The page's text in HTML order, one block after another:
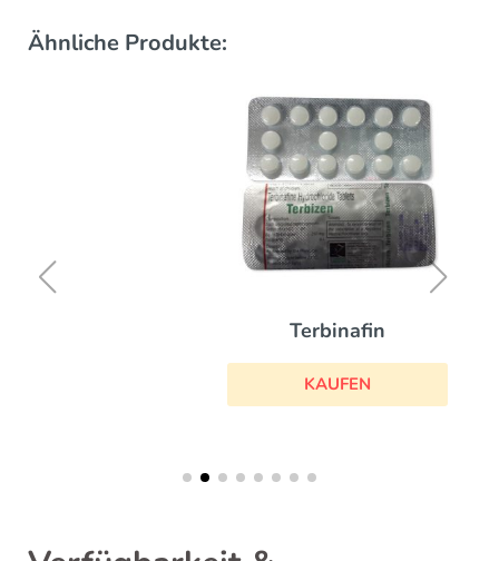
Ähnliche Produkte:
Terbinafin